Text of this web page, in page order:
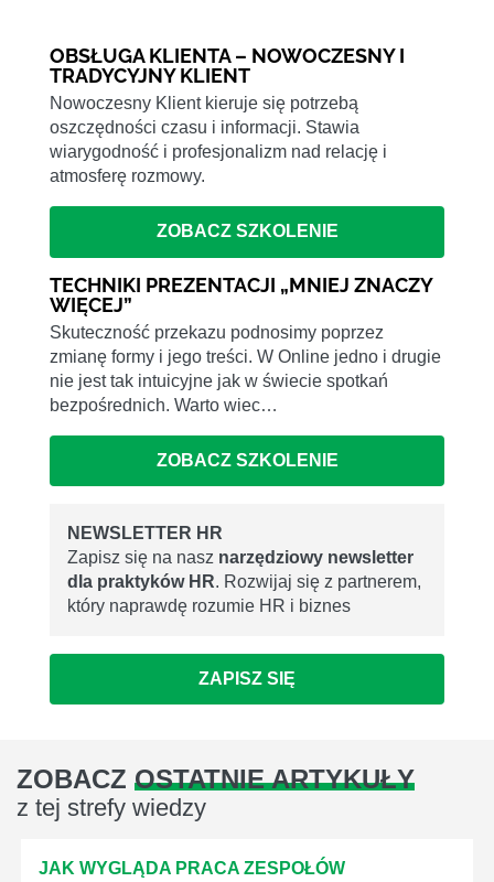
OBSŁUGA KLIENTA – NOWOCZESNY I
TRADYCYJNY KLIENT
Nowoczesny Klient kieruje się potrzebą
oszczędności czasu i informacji. Stawia
wiarygodność i profesjonalizm nad relację i
atmosferę rozmowy.
ZOBACZ SZKOLENIE
TECHNIKI PREZENTACJI „MNIEJ ZNACZY
WIĘCEJ”
Skuteczność przekazu podnosimy poprzez
zmianę formy i jego treści. W Online jedno i drugie
nie jest tak intuicyjne jak w świecie spotkań
bezpośrednich. Warto wiec…
ZOBACZ SZKOLENIE
NEWSLETTER HR
Zapisz się na nasz narzędziowy newsletter
dla praktyków HR. Rozwijaj się z partnerem,
który naprawdę rozumie HR i biznes
ZAPISZ SIĘ
ZOBACZ OSTATNIE ARTYKUŁY
z tej strefy wiedzy
JAK WYGLĄDA PRACA ZESPOŁÓW